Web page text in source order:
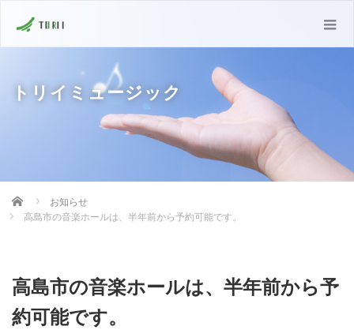
トリイミュージック
Home
お知らせ
高島市の音楽ホールは、半年前から予約可能です。
高島市の音楽ホールは、半年前から予
約可能です。